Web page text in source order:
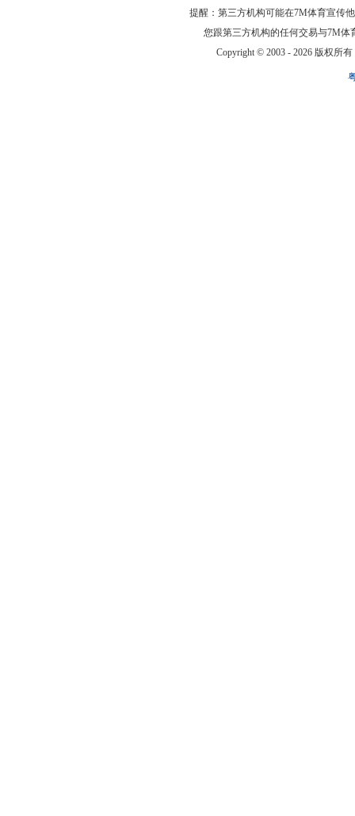
提醒：第三方机构可能在7M体育宣传
您跟第三方机构的任何交易与7M
Copyright © 2003 - 2026 版权所有